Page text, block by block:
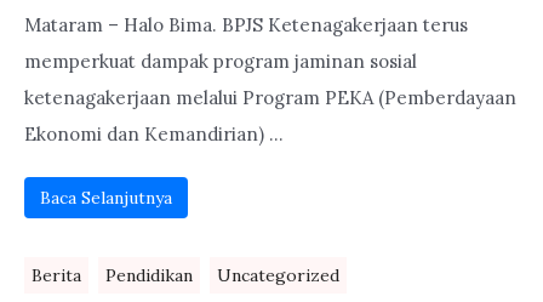
Mataram – Halo Bima. BPJS Ketenagakerjaan terus
memperkuat dampak program jaminan sosial
ketenagakerjaan melalui Program PEKA (Pemberdayaan
Ekonomi dan Kemandirian) ...
Baca Selanjutnya
Berita Pendidikan Uncategorized